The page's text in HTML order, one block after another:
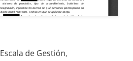
Escala de Gestión,